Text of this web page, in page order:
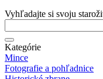
Vyhľadajte si svoju
Kategórie
Mince
Fotografie a pohľadnice